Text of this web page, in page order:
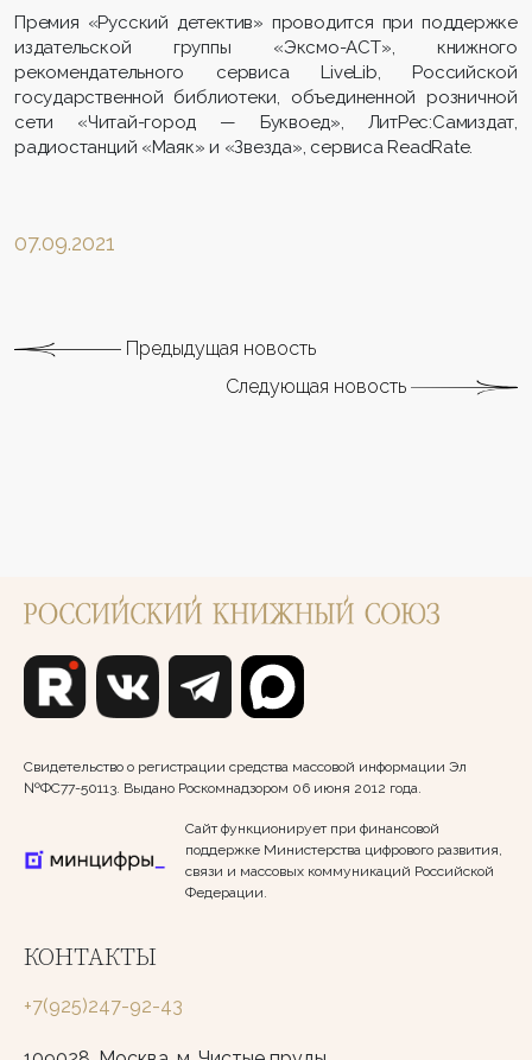
Премия «Русский детектив» проводится при поддержке
издательской группы «Эксмо-АСТ», книжного
рекомендательного сервиса LiveLib, Российской
государственной библиотеки, объединенной розничной
сети «Читай-город — Буквоед», ЛитРес:Самиздат,
радиостанций «Маяк» и «Звезда», сервиса ReadRate.
07.09.2021
Предыдущая новость
Следующая новость
Свидетельство о регистрации средства массовой информации Эл
№ФС77-50113. Выдано Роскомнадзором 06 июня 2012 года.
Сайт функционирует при финансовой
поддержке Министерства цифрового развития,
связи и массовых коммуникаций Российской
Федерации.
КОНТАКТЫ
+7(925)247-92-43